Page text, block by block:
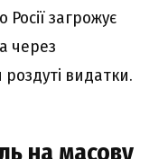
Росії загрожує
через
видатки.
на масову